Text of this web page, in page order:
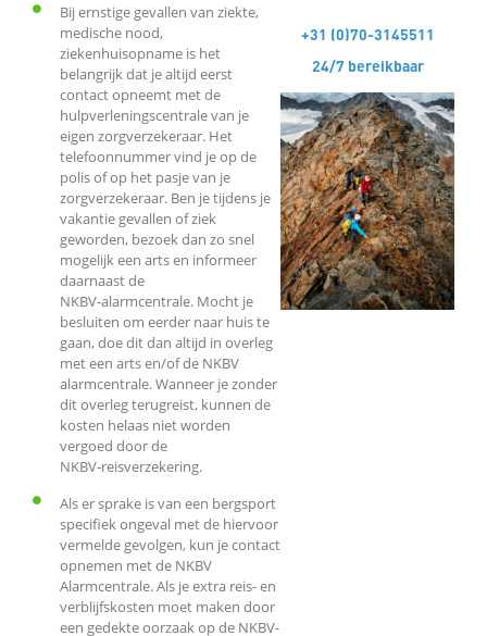
Bij ernstige gevallen van ziekte,
medische nood,
ziekenhuisopname is het
belangrijk dat je altijd eerst
contact opneemt met de
hulpverleningscentrale van je
eigen zorgverzekeraar. Het
telefoonnummer vind je op de
polis of op het pasje van je
zorgverzekeraar. Ben je tijdens je
vakantie gevallen of ziek
geworden, bezoek dan zo snel
mogelijk een arts en informeer
daarnaast de
NKBV‑alarmcentrale. Mocht je
besluiten om eerder naar huis te
gaan, doe dit dan altijd in overleg
met een arts en/of de NKBV
alarmcentrale. Wanneer je zonder
dit overleg terugreist, kunnen de
kosten helaas niet worden
vergoed door de
NKBV‑reisverzekering.
Als er sprake is van een bergsport
specifiek ongeval met de hiervoor
vermelde gevolgen, kun je contact
opnemen met de NKBV
Alarmcentrale. Als je extra reis- en
verblijfskosten moet maken door
een gedekte oorzaak op de NKBV-
+31 (0)70-3145511
24/7 bereikbaar